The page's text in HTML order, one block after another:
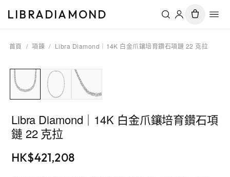
LIBRADIAMOND
首頁 / 項鍊 / Libra Diamond｜14K 白金爪鑲培育鑽石項鏈 22 克拉
Libra Diamond｜14K 白金爪鑲培育鑽石項
鏈 22 克拉
HK$421,208